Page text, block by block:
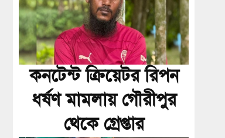
কনটেন্ট ক্রিয়েটর রিপন
ধর্ষণ মামলায় গৌরীপুর
থেকে গ্রেপ্তার